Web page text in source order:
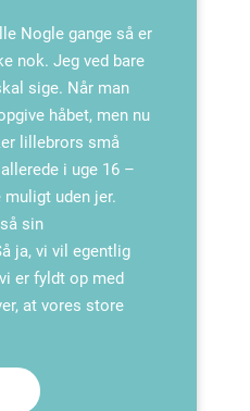
Nogle gange så er
nok. Jeg ved bare
sige. Når man
håbet, men nu
lillebrors små
i uge 16 –
uden jer.
sin
ja, vi vil egentlig
er fyldt op med
at vores store